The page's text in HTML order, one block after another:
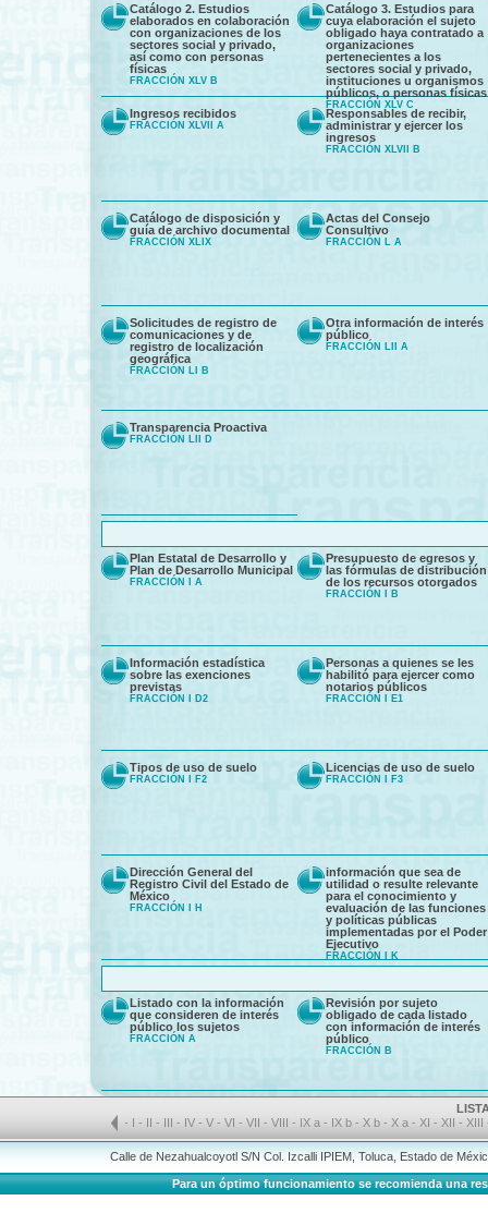
Catálogo 2. Estudios
elaborados en colaboración
con organizaciones de los
sectores social y privado,
así como con personas
físicas
FRACCIÓN XLV B
Catálogo 3. Estudios para
cuya elaboración el sujeto
obligado haya contratado a
organizaciones
pertenecientes a los
sectores social y privado,
instituciones u organismos
públicos, o personas físicas
FRACCIÓN XLV C
Ingresos recibidos
FRACCIÓN XLVII A
Responsables de recibir,
administrar y ejercer los
ingresos
FRACCIÓN XLVII B
Catálogo de disposición y
guía de archivo documental
FRACCIÓN XLIX
Actas del Consejo
Consultivo
FRACCIÓN L A
Solicitudes de registro de
comunicaciones y de
registro de localización
geográfica
FRACCIÓN LI B
Otra información de interés
público
FRACCIÓN LII A
Transparencia Proactiva
FRACCIÓN LII D
Plan Estatal de Desarrollo y
Plan de Desarrollo Municipal
FRACCIÓN I A
Presupuesto de egresos y
las fórmulas de distribución
de los recursos otorgados
FRACCIÓN I B
Información estadística
sobre las exenciones
previstas
FRACCIÓN I D2
Personas a quienes se les
habilitó para ejercer como
notarios públicos
FRACCIÓN I E1
Tipos de uso de suelo
FRACCIÓN I F2
Licencias de uso de suelo
FRACCIÓN I F3
Dirección General del
Registro Civil del Estado de
México
FRACCIÓN I H
información que sea de
utilidad o resulte relevante
para el conocimiento y
evaluación de las funciones
y políticas públicas
implementadas por el Poder
Ejecutivo
FRACCIÓN I K
Listado con la información
que consideren de interés
público los sujetos
FRACCIÓN A
Revisión por sujeto
obligado de cada listado
con información de interés
público
FRACCIÓN B
- I- II- III- IV-V-VI-VII-VIII- IX a - IX b - X b - X a - XI- XII- XIII
Calle de Nezahualcoyotl S/N Col. Izcalli IPIEM, Toluca, Estado de
Para un óptimo funcionamiento se recomienda una